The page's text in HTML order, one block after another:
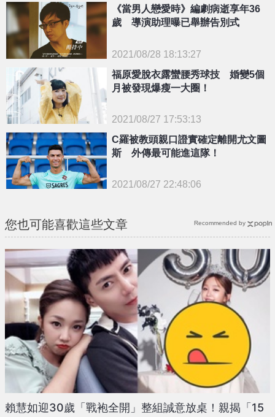
《當男人戀愛時》編劇病逝享年36
歲 導演助理曝已舉辦告別式
2021/08/28 18:13:27
{PLAYICON}
福原愛脫衣露蠻腰秀球技 婚變5個
月被發現爆瘦一大圈！
2021/08/27 17:53:13
C羅被教頭親口證實確定離開尤文圖
斯 外傳最可能進這隊！
2021/08/27 22:48:06
您也可能喜歡這些文章
賴慧如迎30歲「戰袍全開」整組誠意放桌！親揭「15
Recommended by